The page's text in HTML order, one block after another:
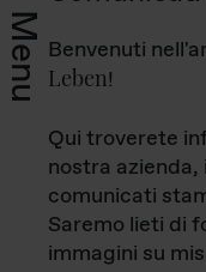
Menu Benvenuti
Leben!
Qui troverete
nostra
comunicati
Saremo lieti di
immagini su